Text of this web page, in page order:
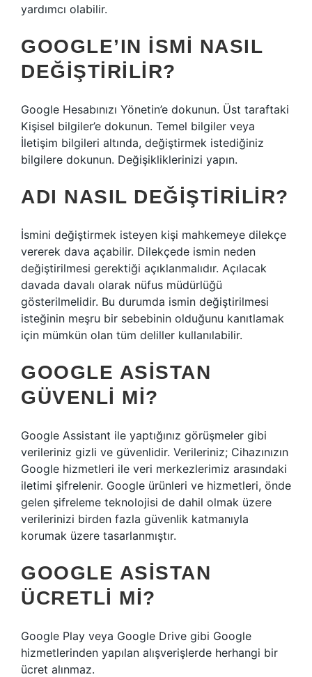
yardımcı olabilir.
GOOGLE’IN ISMI NASIL
DEĞIŞTIRILIR?
Google Hesabınızı Yönetin’e dokunun. Üst taraftaki
Kişisel bilgiler’e dokunun. Temel bilgiler veya
İletişim bilgileri altında, değiştirmek istediğiniz
bilgilere dokunun. Değişikliklerinizi yapın.
ADI NASIL DEĞIŞTIRILIR?
İsmini değiştirmek isteyen kişi mahkemeye dilekçe
vererek dava açabilir. Dilekçede ismin neden
değiştirilmesi gerektiği açıklanmalıdır. Açılacak
davada davalı olarak nüfus müdürlüğü
gösterilmelidir. Bu durumda ismin değiştirilmesi
isteğinin meşru bir sebebinin olduğunu kanıtlamak
için mümkün olan tüm deliller kullanılabilir.
GOOGLE ASISTAN
GÜVENLI MI?
Google Assistant ile yaptığınız görüşmeler gibi
verileriniz gizli ve güvenlidir. Verileriniz; Cihazınızın
Google hizmetleri ile veri merkezlerimiz arasındaki
iletimi şifrelenir. Google ürünleri ve hizmetleri, önde
gelen şifreleme teknolojisi de dahil olmak üzere
verilerinizi birden fazla güvenlik katmanıyla
korumak üzere tasarlanmıştır.
GOOGLE ASISTAN
ÜCRETLI MI?
Google Play veya Google Drive gibi Google
hizmetlerinden yapılan alışverişlerde herhangi bir
ücret alınmaz.